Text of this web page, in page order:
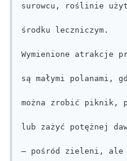
surowcu, roślinie
środku leczniczym.
Wymienione atrakcje
są małymi polanami,
można zrobić piknik,
lub zażyć potężnej
– pośród zieleni, ale